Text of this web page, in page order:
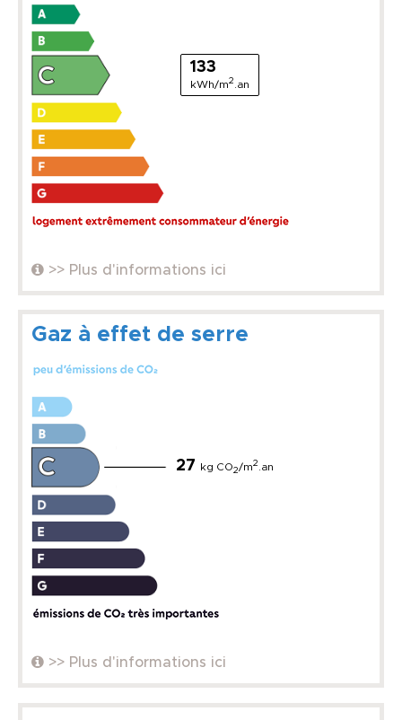
133
kWh/m2 .an
>> Plus d'informations ici
Gaz à effet de serre
27 kg CO2/m2 .an
>> Plus d'informations ici